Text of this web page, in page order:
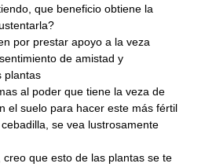
que beneficio obtiene la
por prestar apoyo a la veza
de amistad y
plantas
al poder que tiene la veza de
el suelo para hacer este más fértil
se vea lustrosamente
que esto de las plantas se te